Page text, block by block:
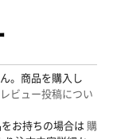
。商品を購入し
レビュー投稿につい
お持ちの場合は 購